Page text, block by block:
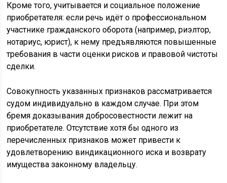
Кроме того, учитывается и социальное положение
приобретателя: если речь идёт о профессиональном
участнике гражданского оборота (например, риэлтор,
нотариус, юрист), к нему предъявляются повышенные
требования в части оценки рисков и правовой чистоты
сделки.
Совокупность указанных признаков рассматривается
судом индивидуально в каждом случае. При этом
бремя доказывания добросовестности лежит на
приобретателе. Отсутствие хотя бы одного из
перечисленных признаков может привести к
удовлетворению виндикационного иска и возврату
имущества законному владельцу.